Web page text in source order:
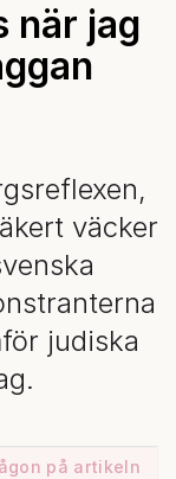
när jag
väcker
judiska
på artikeln